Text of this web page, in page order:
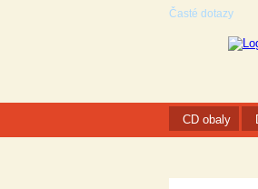
Časté dotazy
CD obaly